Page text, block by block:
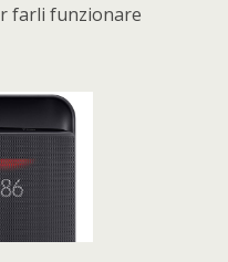
farli funzionare